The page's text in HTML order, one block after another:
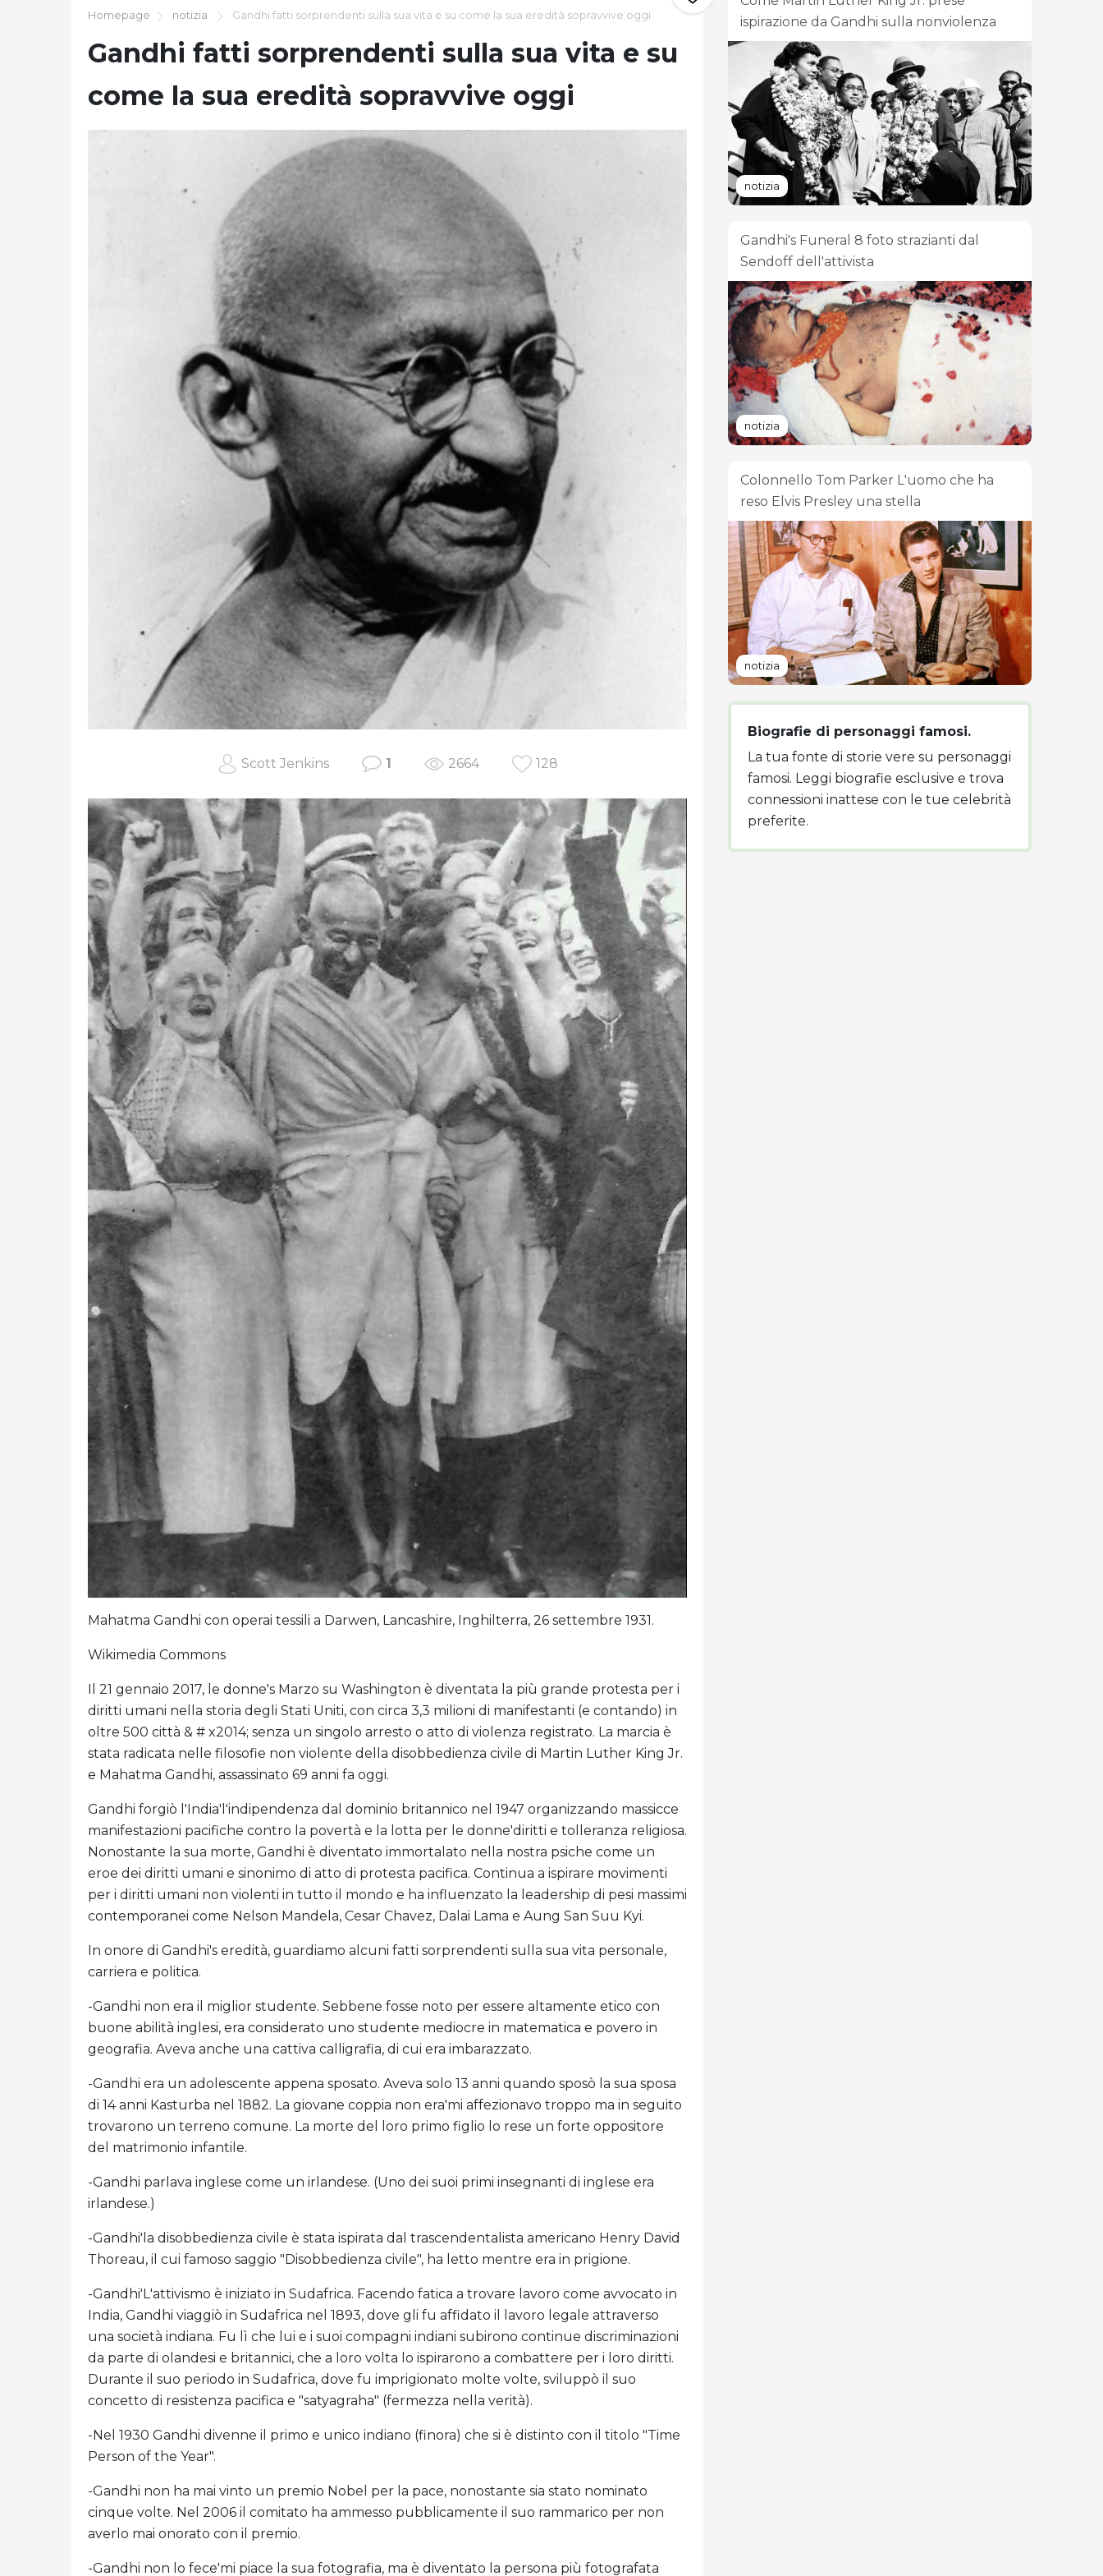
Homepage notizia Gandhi fatti sorprendenti sulla sua vita e su come la sua eredità sopravvive oggi
Gandhi fatti sorprendenti sulla sua vita e su
come la sua eredità sopravvive oggi
Scott Jenkins 1 2664 128
Mahatma Gandhi con operai tessili a Darwen, Lancashire, Inghilterra, 26 settembre 1931.
Wikimedia Commons
Il 21 gennaio 2017, le donne's Marzo su Washington è diventata la più grande protesta per i
diritti umani nella storia degli Stati Uniti, con circa 3,3 milioni di manifestanti (e contando) in
oltre 500 città & # x2014; senza un singolo arresto o atto di violenza registrato. La marcia è
stata radicata nelle filosofie non violente della disobbedienza civile di Martin Luther King Jr.
e Mahatma Gandhi, assassinato 69 anni fa oggi.
Gandhi forgiò l'India'l'indipendenza dal dominio britannico nel 1947 organizzando massicce
manifestazioni pacifiche contro la povertà e la lotta per le donne'diritti e tolleranza religiosa.
Nonostante la sua morte, Gandhi è diventato immortalato nella nostra psiche come un
eroe dei diritti umani e sinonimo di atto di protesta pacifica. Continua a ispirare movimenti
per i diritti umani non violenti in tutto il mondo e ha influenzato la leadership di pesi massimi
contemporanei come Nelson Mandela, Cesar Chavez, Dalai Lama e Aung San Suu Kyi.
In onore di Gandhi's eredità, guardiamo alcuni fatti sorprendenti sulla sua vita personale,
carriera e politica.
-Gandhi non era il miglior studente. Sebbene fosse noto per essere altamente etico con
buone abilità inglesi, era considerato uno studente mediocre in matematica e povero in
geografia. Aveva anche una cattiva calligrafia, di cui era imbarazzato.
-Gandhi era un adolescente appena sposato. Aveva solo 13 anni quando sposò la sua sposa
di 14 anni Kasturba nel 1882. La giovane coppia non era'mi affezionavo troppo ma in seguito
trovarono un terreno comune. La morte del loro primo figlio lo rese un forte oppositore
del matrimonio infantile.
-Gandhi parlava inglese come un irlandese. (Uno dei suoi primi insegnanti di inglese era
irlandese.)
-Gandhi'la disobbedienza civile è stata ispirata dal trascendentalista americano Henry David
Thoreau, il cui famoso saggio "Disobbedienza civile", ha letto mentre era in prigione.
-Gandhi'L'attivismo è iniziato in Sudafrica. Facendo fatica a trovare lavoro come avvocato in
India, Gandhi viaggiò in Sudafrica nel 1893, dove gli fu affidato il lavoro legale attraverso
una società indiana. Fu lì che lui e i suoi compagni indiani subirono continue discriminazioni
da parte di olandesi e britannici, che a loro volta lo ispirarono a combattere per i loro diritti.
Durante il suo periodo in Sudafrica, dove fu imprigionato molte volte, sviluppò il suo
concetto di resistenza pacifica e "satyagraha" (fermezza nella verità).
-Nel 1930 Gandhi divenne il primo e unico indiano (finora) che si è distinto con il titolo "Time
Person of the Year".
-Gandhi non ha mai vinto un premio Nobel per la pace, nonostante sia stato nominato
cinque volte. Nel 2006 il comitato ha ammesso pubblicamente il suo rammarico per non
averlo mai onorato con il premio.
-Gandhi non lo fece'mi piace la sua fotografia, ma è diventato la persona più fotografata
ispirazione da Gandhi sulla nonviolenza
notizia
Gandhi's Funeral 8 foto strazianti dal
Sendoff dell'attivista
notizia
Colonnello Tom Parker L'uomo che ha
reso Elvis Presley una stella
notizia
Biografie di personaggi famosi.
La tua fonte di storie vere su personaggi
famosi. Leggi biografie esclusive e trova
connessioni inattese con le tue celebrità
preferite.